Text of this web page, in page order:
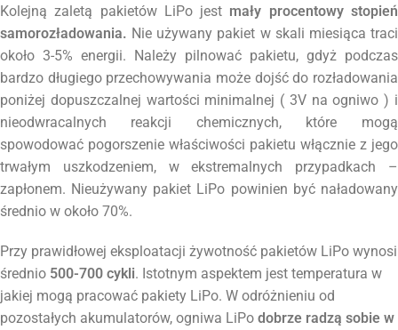
Kolejną zaletą pakietów LiPo jest mały procentowy stopień
samorozładowania. Nie używany pakiet w skali miesiąca traci
około 3-5% energii. Należy pilnować pakietu, gdyż podczas
bardzo długiego przechowywania może dojść do rozładowania
poniżej dopuszczalnej wartości minimalnej ( 3V na ogniwo ) i
nieodwracalnych reakcji chemicznych, które mogą
spowodować pogorszenie właściwości pakietu włącznie z jego
trwałym uszkodzeniem, w ekstremalnych przypadkach –
zapłonem. Nieużywany pakiet LiPo powinien być naładowany
średnio w około 70%.
Przy prawidłowej eksploatacji żywotność pakietów LiPo wynosi
średnio 500-700 cykli. Istotnym aspektem jest temperatura w
jakiej mogą pracować pakiety LiPo. W odróżnieniu od
pozostałych akumulatorów, ogniwa LiPo dobrze radzą sobie w